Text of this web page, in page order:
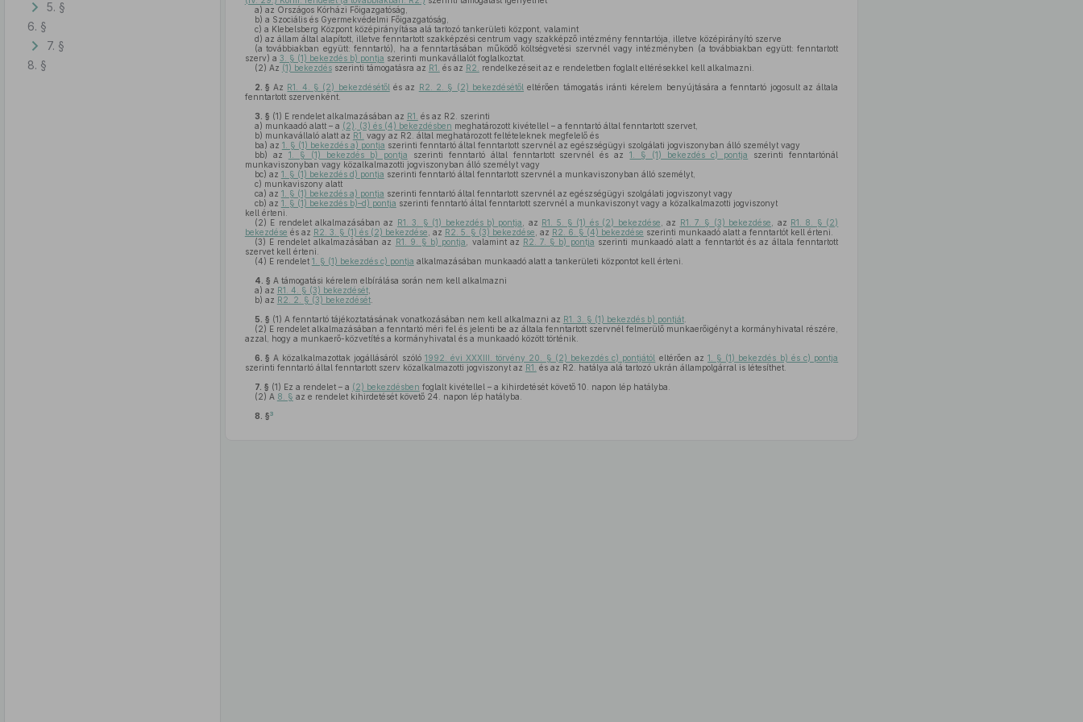
5. §
6. §
7. §
8. §
a) az Országos Kórházi Főigazgatóság,
b) a Szociális és Gyermekvédelmi Főigazgatóság,
c) a Klebelsberg Központ középirányítása alá tartozó tankerületi központ, valamint
d) az állam által alapított, illetve fenntartott szakképzési centrum vagy szakképző intézmény fenntartója, illetve középirányító szerve
(a továbbiakban együtt: fenntartó), ha a fenntartásában működő költségvetési szervnél vagy intézményben (a továbbiakban együtt: fenntartott
szerv) a 3. § (1) bekezdés b) pontja szerinti munkavállalót foglalkoztat.
(2) Az (1) bekezdésszerinti támogatásra az R1. és az R2.
rendelkezéseit az e rendeletben foglalt eltérésekkel kell alkalmazni.
2. § Az R1. 4. § (2) bekezdésétől és az R2. 2. § (2) bekezdésétől eltérően támogatás iránti kérelem benyújtására a fenntartó jogosult az általa
fenntartott szervenként.
3. § (1) E rendelet alkalmazásában az R1. és az R2. szerinti
a) munkaadó alatt – a (2), (3) és (4) bekezdésben meghatározott kivétellel – a fenntartó által fenntartott szervet,
b) munkavállaló alatt az R1. vagy az R2. által meghatározott feltételeknek megfelelő és
ba) az 1. § (1) bekezdés a) pontja szerinti fenntartó által fenntartott szervnél az egészségügyi szolgálati jogviszonyban álló személyt vagy
bb) az 1. § (1) bekezdés b) pontja szerinti fenntartó által fenntartott szervnél és az1. § (1) bekezdés c) pontja
szerinti fenntartónál
munkaviszonyban vagy közalkalmazotti jogviszonyban álló személyt vagy
bc) az 1. § (1) bekezdés d) pontja szerinti fenntartó által fenntartott szervnél a munkaviszonyban álló személyt,
c) munkaviszony alatt
ca) az 1. § (1) bekezdés a) pontja szerinti fenntartó által fenntartott szervnél az egészségügyi szolgálati jogviszonyt vagy
cb) az 1. § (1) bekezdés b)–d) pontja szerinti fenntartó által fenntartott szervnél a munkaviszonyt vagy a közalkalmazotti jogviszonyt
kell érteni.
(2) E rendelet alkalmazásában az R1. 3. § (1) bekezdés b) pontja , az R1. 5. § (1) és (2) bekezdése , az R1. 7. § (3) bekezdése , az R1. 8. § (2)
bekezdése és az R2. 3. § (1) és (2) bekezdése , az R2. 5. § (3) bekezdése , az R2. 6. § (4) bekezdése szerinti munkaadó alatt a fenntartót kell érteni.
(3) E rendelet alkalmazásában az R1. 9. § b) pontja , valamint az R2. 7. § b) pontja szerinti munkaadó alatt a fenntartót és az általa fenntartott
szervet kell érteni.
(4) E rendelet 1. § (1) bekezdés c) pontja alkalmazásában munkaadó alatt a tankerületi központot kell érteni.
4. § A támogatási kérelem elbírálása során nem kell alkalmazni
a) az R1. 4. § (3) bekezdését,
b) az R2. 2. § (3) bekezdését.
5. § (1) A fenntartó tájékoztatásának vonatkozásában nem kell alkalmazni az R1. 3. § (1) bekezdés b) pontját.
(2) E rendelet alkalmazásában a fenntartó méri fel és jelenti be az általa fenntartott szervnél felmerülő munkaerőigényt a kormányhivatal részére,
azzal, hogy a munkaerő-közvetítés a kormányhivatal és a munkaadó között történik.
6. § A közalkalmazottak jogállásáról szóló 1992. évi XXXIII. törvény 20. § (2) bekezdés c) pontjától eltérően az 1. § (1) bekezdés b) és c) pontja
szerinti fenntartó által fenntartott szerv közalkalmazotti jogviszonyt az R1. és az R2. hatálya alá tartozó ukrán állampolgárral is létesíthet.
7. § (1) Ez a rendelet – a (2) bekezdésben foglalt kivétellel – a kihirdetését követő 10. napon lép hatályba.
(2) A 8. § az e rendelet kihirdetését követő 24. napon lép hatályba.
8. §3